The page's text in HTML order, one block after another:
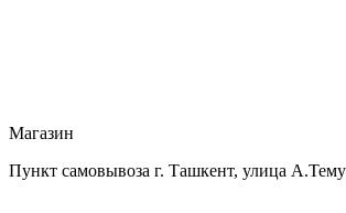
Магазин
Пункт самовывоза г. Ташкент, улица